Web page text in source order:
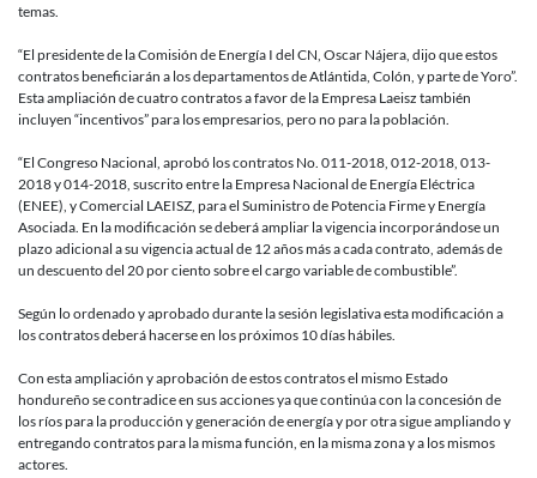
pandemia
en
Honduras
temas.
“El presidente de la Comisión de Energía I del CN, Oscar Nájera, dijo que estos
contratos beneficiarán a los departamentos de Atlántida, Colón, y parte de Yoro”.
Esta ampliación de cuatro contratos a favor de la Empresa Laeisz también
incluyen “incentivos” para los empresarios, pero no para la población.
“El Congreso Nacional, aprobó los contratos No. 011-2018, 012-2018, 013-
2018 y 014-2018, suscrito entre la Empresa Nacional de Energía Eléctrica
(ENEE), y Comercial LAEISZ, para el Suministro de Potencia Firme y Energía
Asociada. En la modificación se deberá ampliar la vigencia incorporándose un
plazo adicional a su vigencia actual de 12 años más a cada contrato, además de
un descuento del 20 por ciento sobre el cargo variable de combustible”.
Según lo ordenado y aprobado durante la sesión legislativa esta modificación a
los contratos deberá hacerse en los próximos 10 días hábiles.
Con esta ampliación y aprobación de estos contratos el mismo Estado
hondureño se contradice en sus acciones ya que continúa con la concesión de
los ríos para la producción y generación de energía y por otra sigue ampliando y
entregando contratos para la misma función, en la misma zona y a los mismos
actores.